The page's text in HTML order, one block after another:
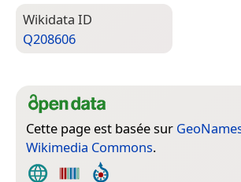
Wiki­data ID
Q208606
Cette page est basée sur
Wikimedia Commons.